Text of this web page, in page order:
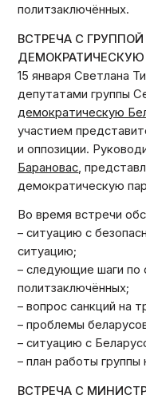
политзаключённых.
ВСТРЕЧА С
ДЕМОКРАТИЧЕСКУЮ
15 января Светлана
депутатами группы
демократическую
участием
и оппозиции.
Барановас,
демократическую
Во время встречи
– ситуацию с
ситуацию;
– следующие шаги
политзаключённых;
– вопрос санкций на
– проблемы
– ситуацию с
– план работы группы
ВСТРЕЧА С